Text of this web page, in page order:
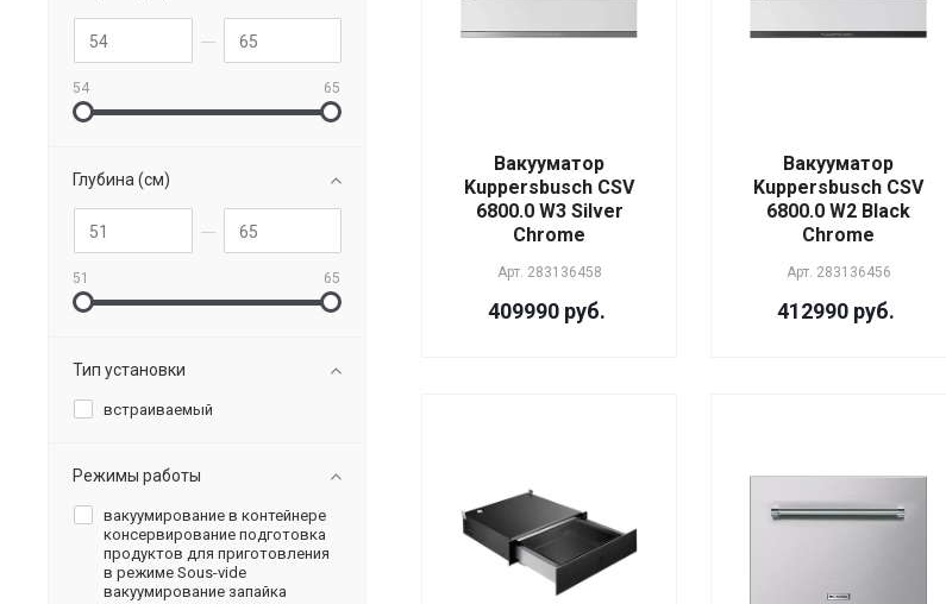
Вакууматор
Kuppersbusch CSV
6800.0 W3 Silver
Chrome
Арт. 283136458
409990 руб.
Вакууматор
Kuppersbusch CSV
6800.0 W2 Black
Chrome
Арт. 283136456
412990 руб.
54 65
Глубина (см)
51 65
Тип установки
встраиваемый
Режимы работы
вакуумирование в контейнере
консервирование подготовка
продуктов для приготовления
в режиме Sous-vide
вакуумирование запайка